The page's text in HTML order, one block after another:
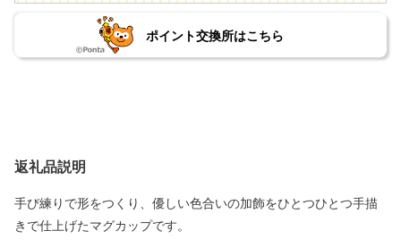
ポイント交換所はこちら
返礼品説明
手び練りで形をつくり、優しい色合いの加飾をひとつひとつ手描
きで仕上げたマグカップです。